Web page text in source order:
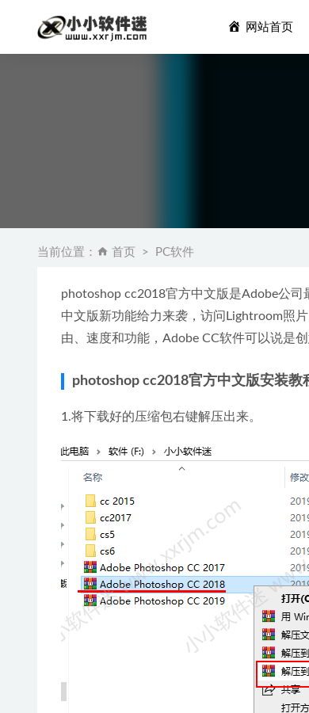
网站首页
当前位置： 首页 PC软件
photoshop cc2018官方中文版是Adobe公
中文版新功能给力来袭，访问Lightroom照
由、速度和功能，Adobe CC软件可以说是
photoshop cc2018官方中文版安装教
1.将下载好的压缩包右键解压出来。